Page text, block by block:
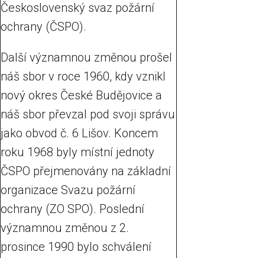
Československý svaz požární
ochrany (ČSPO).
Další významnou změnou prošel
náš sbor v roce 1960, kdy vznikl
nový okres České Budějovice a
náš sbor převzal pod svoji správu
jako obvod č. 6 Lišov. Koncem
roku 1968 byly místní jednoty
ČSPO přejmenovány na základní
organizace Svazu požární
ochrany (ZO SPO). Poslední
významnou změnou z 2.
prosince 1990 bylo schválení